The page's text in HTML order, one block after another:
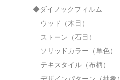
◆ダイノックフィルム
ウッド（木目）
ストーン（石目）
ソリッドカラー（単色）
テキスタイル（布柄）
デザインパターン（抽象）